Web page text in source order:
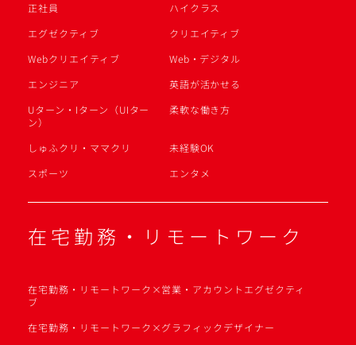
正社員
ハイクラス
エグゼクティブ
クリエイティブ
Webクリエイティブ
Web・デジタル
エンジニア
英語が活かせる
Uターン・Iターン（UIター
ン）
柔軟な働き方
しゅふクリ・ママクリ
未経験OK
スポーツ
エンタメ
在宅勤務・リモートワーク
在宅勤務・リモートワーク×営業・アカウントエグゼクティ
ブ
在宅勤務・リモートワーク×グラフィックデザイナー